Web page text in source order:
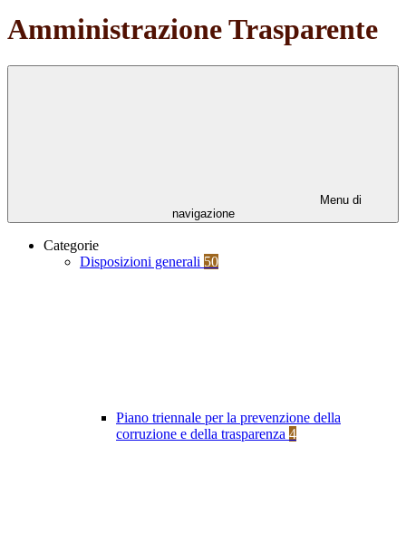
Amministrazione Trasparente
Menu di
navigazione
Categorie
Disposizioni generali 50
Piano triennale per la prevenzione della
corruzione e della trasparenza 4